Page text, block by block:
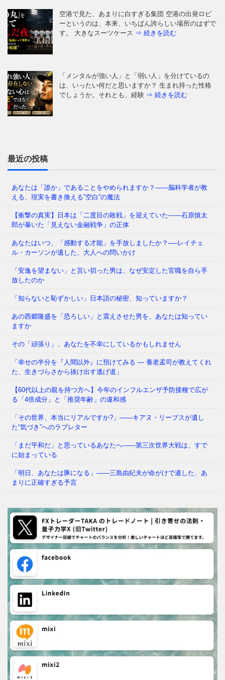
「メンタルが強い人」と「弱い人」を分けているの
は、いったい何だと思いますか？ 生まれ持った性格
でしょうか。それとも、経験⇒ 続きを読む
かつて日本では、夜道を女性が一人で歩き、小学生が
塾帰りに一人で電車に乗る光景が、世界から羨まれる
「当たり前」でした。鍵を⇒ 続きを読む
今の日本を覆う重苦しい閉塞感。「この国はもうダメ
字を見れば、私たちは依然⇒ 続きを読む
がっています。 議員たちの「海外視察」——その名
ま避難所に駆け込んだとし⇒ 続きを読む
最近の投稿
あなたは「誰か」であることをやめられますか？——脳科学者が教
える、現実を書き換える”空白”の魔法
【衝撃の真実】日本は「二度目の敗戦」を迎えていた――石原慎太
郎が暴いた「見えない金融戦争」の正体
あなたはいつ、「感動する才能」を手放しましたか？──レイチェ
ル・カーソンが遺した、大人への問いかけ
「安逸を望まない」と言い切った男は、なぜ安定した官職を自ら手
放したのか
「知らないと恥ずかしい」日本語の秘密、知っていますか？
あの西郷隆盛を「恐ろしい」と震えさせた男を、あなたは知ってい
ますか
その「頑張り」、あなたを不幸にしているかもしれません
「幸せの半分を『人間以外』に預けてみる ― 養老孟司が教えてくれ
た、生きづらさから抜け出す逃げ道」
【60代以上の親を持つ方へ】今年のインフルエンザ予防接種で広が
る「4倍成分」と「推奨年齢」の違和感
「その世界、本当にリアルですか?」——キアヌ・リーブスが遺し
た“気づき”へのラブレター
「まだ平和だ」と思っているあなたへ——第三次世界大戦は、すで
に始まっている
「明日、あなたは豚になる」——三島由紀夫が命がけで遺した、あ
まりに正確すぎる予言